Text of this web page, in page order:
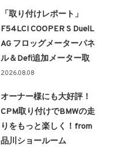
「取り付けレポート」
F54LCI COOPER S DuelL
AG フロッグメーターパネ
ル＆Defi追加メーター取
り付け！！
2026.08.08
オーナー様にも大好評！
CPM取り付けでBMWの走
りをもっと楽しく！from
品川ショールーム